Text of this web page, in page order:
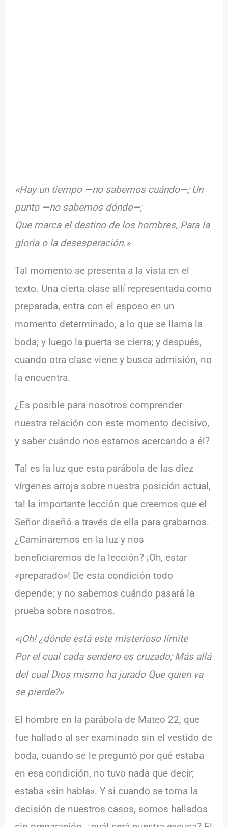
«Hay un tiempo —no sabemos cuándo—; Un
punto —no sabemos dónde—;
Que marca el destino de los hombres, Para la
gloria o la desesperación.»
Tal momento se presenta a la vista en el
texto. Una cierta clase allí representada como
preparada, entra con el esposo en un
momento determinado, a lo que se llama la
boda; y luego la puerta se cierra; y después,
cuando otra clase viene y busca admisión, no
la encuentra.
¿Es posible para nosotros comprender
nuestra relación con este momento decisivo,
y saber cuándo nos estamos acercando a él?
Tal es la luz que esta parábola de las diez
vírgenes arroja sobre nuestra posición actual,
tal la importante lección que creemos que el
Señor diseñó a través de ella para grabarnos.
¿Caminaremos en la luz y nos
beneficiaremos de la lección? ¡Oh, estar
«preparado»! De esta condición todo
depende; y no sabemos cuándo pasará la
prueba sobre nosotros.
«¡Oh! ¿dónde está este misterioso límite
Por el cual cada sendero es cruzado; Más allá
del cual Dios mismo ha jurado Que quien va
se pierde?»
El hombre en la parábola de Mateo 22, que
fue hallado al ser examinado sin el vestido de
boda, cuando se le preguntó por qué estaba
en esa condición, no tuvo nada que decir;
estaba «sin habla». Y si cuando se toma la
decisión de nuestros casos, somos hallados